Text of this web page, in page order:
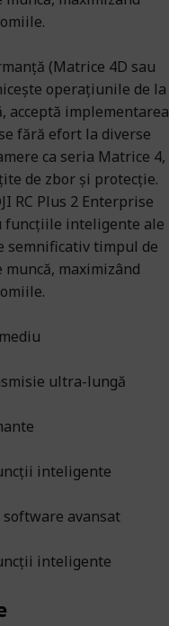
(Matrice 4D sau
operațiunile de la
acceptă implementarea
fără efort la diverse
ca seria Matrice 4,
de zbor și protecție.
RC Plus 2 Enterprise
funcțiile inteligente ale
semnificativ timpul de
maximizând
ultra-lungă
inteligente
avansat
inteligente